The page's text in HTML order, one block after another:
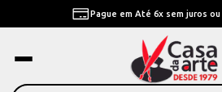
Pague em Até 6x sem juros ou